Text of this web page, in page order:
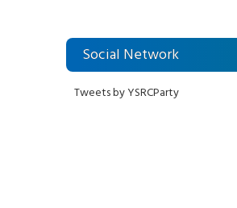
Social Network
Tweets by YSRCParty